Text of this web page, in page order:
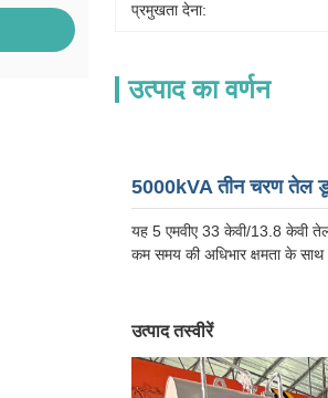
प्रमुखता देना:
उत्पाद का वर्णन
5000kVA तीन चरण तेल
यह 5 एमवीए 33 केवी/13.8 केवी
कम समय की अधिभार क्षमता के
उत्पाद तस्वीरें